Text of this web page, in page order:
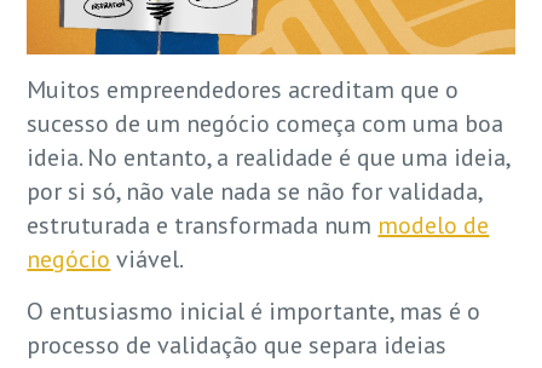
Muitos empreendedores acreditam que o
sucesso de um negócio começa com uma boa
ideia. No entanto, a realidade é que uma ideia,
por si só, não vale nada se não for validada,
estruturada e transformada num modelo de
negócio viável.
O entusiasmo inicial é importante, mas é o
processo de validação que separa ideias